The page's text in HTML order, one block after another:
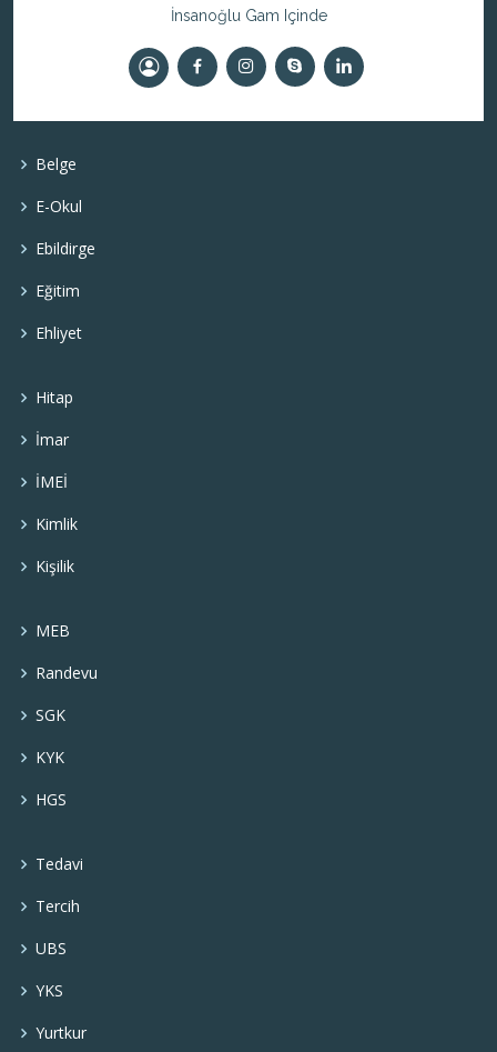
İnsanoğlu Gam Içinde
Belge
E-Okul
Ebildirge
Eğitim
Ehliyet
Hitap
İmar
İMEİ
Kimlik
Kişilik
MEB
Randevu
SGK
KYK
HGS
Tedavi
Tercih
UBS
YKS
Yurtkur